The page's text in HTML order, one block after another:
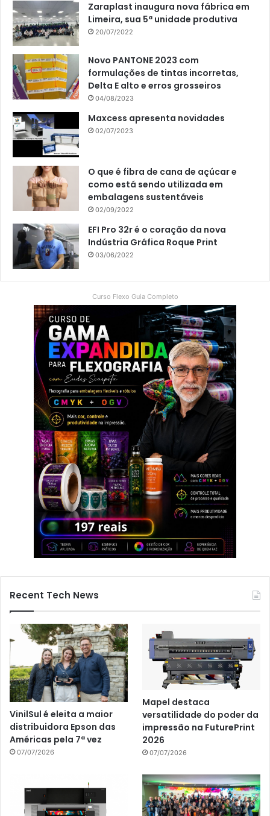
Zaraplast inaugura nova fábrica em
Limeira, sua 5ª unidade produtiva
20/07/2022
Novo PANTONE 2023 com
formulações de tintas incorretas,
Delta E alto e erros grosseiros
04/08/2023
Maxcess apresenta novidades
02/07/2023
O que é fibra de cana de açúcar e
como está sendo utilizada em
embalagens sustentáveis
02/09/2022
EFI Pro 32r é o coração da nova
Indústria Gráfica Roque Print
03/06/2022
Curso Flexo Guia Completo
Recent Tech News
VinilSul é eleita a maior
distribuidora Epson das
Américas pela 7ª vez
07/07/2026
Mapel destaca
versatilidade do poder da
impressão na FuturePrint
2026
07/07/2026